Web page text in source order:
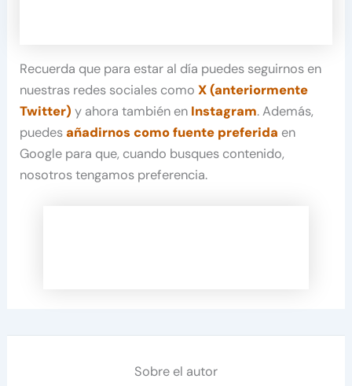
Recuerda que para estar al día puedes seguirnos en
nuestras redes sociales comoX (anteriormente
Twitter) y ahora también en Instagram. Además,
puedesañadirnos como fuente preferida en
Google para que, cuando busques contenido,
nosotros tengamos preferencia.
Sobre el autor